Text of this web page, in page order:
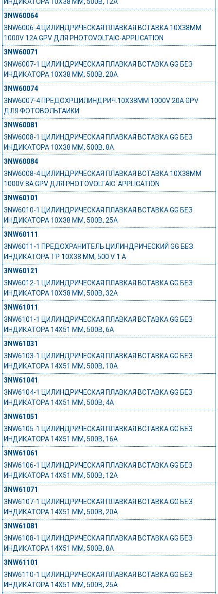
3NW60064
3NW6006-4 ЦИЛИНДРИЧЕСКАЯ ПЛАВКАЯ ВСТАВКА 10X38MM
1000V 12A GPV ДЛЯ PHOTOVOLTAIC-APPLICATION
3NW60071
3NW6007-1 ЦИЛИНДРИЧЕСКАЯ ПЛАВКАЯ ВСТАВКА GG БЕЗ
ИНДИКАТОРА 10Х38 ММ, 500В, 20А
3NW60074
3NW6007-4 ПРЕДОХР.ЦИЛИНДРИЧ.10X38MM 1000V 20A GPV
ДЛЯ ФОТОВОЛЬТАИКИ
3NW60081
3NW6008-1 ЦИЛИНДРИЧЕСКАЯ ПЛАВКАЯ ВСТАВКА GG БЕЗ
ИНДИКАТОРА 10Х38 ММ, 500В, 8А
3NW60084
3NW6008-4 ЦИЛИНДРИЧЕСКАЯ ПЛАВКАЯ ВСТАВКА 10X38MM
1000V 8A GPV ДЛЯ PHOTOVOLTAIC-APPLICATION
3NW60101
3NW6010-1 ЦИЛИНДРИЧЕСКАЯ ПЛАВКАЯ ВСТАВКА GG БЕЗ
ИНДИКАТОРА 10Х38 ММ, 500В, 25А
3NW60111
3NW6011-1 ПРЕДОХРАНИТЕЛЬ ЦИЛИНДРИЧЕСКИЙ GG БЕЗ
ИНДИКАТОРА ТР 10X38 MM, 500 V 1 A
3NW60121
3NW6012-1 ЦИЛИНДРИЧЕСКАЯ ПЛАВКАЯ ВСТАВКА GG БЕЗ
ИНДИКАТОРА 10Х38 ММ, 500В, 32А
3NW61011
3NW6101-1 ЦИЛИНДРИЧЕСКАЯ ПЛАВКАЯ ВСТАВКА GG БЕЗ
ИНДИКАТОРА 14Х51 ММ, 500В, 6А
3NW61031
3NW6103-1 ЦИЛИНДРИЧЕСКАЯ ПЛАВКАЯ ВСТАВКА GG БЕЗ
ИНДИКАТОРА 14Х51 ММ, 500В, 10А
3NW61041
3NW6104-1 ЦИЛИНДРИЧЕСКАЯ ПЛАВКАЯ ВСТАВКА GG БЕЗ
ИНДИКАТОРА 14Х51 ММ, 500В, 4А
3NW61051
3NW6105-1 ЦИЛИНДРИЧЕСКАЯ ПЛАВКАЯ ВСТАВКА GG БЕЗ
ИНДИКАТОРА 14Х51 ММ, 500В, 16А
3NW61061
3NW6106-1 ЦИЛИНДРИЧЕСКАЯ ПЛАВКАЯ ВСТАВКА GG БЕЗ
ИНДИКАТОРА 14Х51 ММ, 500В, 12А
3NW61071
3NW6107-1 ЦИЛИНДРИЧЕСКАЯ ПЛАВКАЯ ВСТАВКА GG БЕЗ
ИНДИКАТОРА 14Х51 ММ, 500В, 20А
3NW61081
3NW6108-1 ЦИЛИНДРИЧЕСКАЯ ПЛАВКАЯ ВСТАВКА GG БЕЗ
ИНДИКАТОРА 14Х51 ММ, 500В, 8А
3NW61101
3NW6110-1 ЦИЛИНДРИЧЕСКАЯ ПЛАВКАЯ ВСТАВКА GG БЕЗ
ИНДИКАТОРА 14Х51 ММ, 500В, 25А